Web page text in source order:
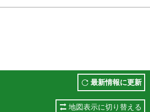
最新情報に更新
地図表示に切り替える